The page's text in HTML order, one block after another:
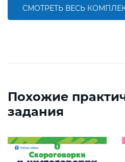
СМОТРЕТЬ ВЕСЬ
Похожие
задания